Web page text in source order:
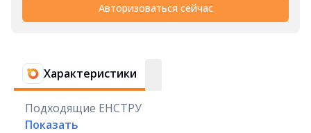
Авторизоваться сейчас
Характеристики
Подходящие ЕНСТРУ
Показать